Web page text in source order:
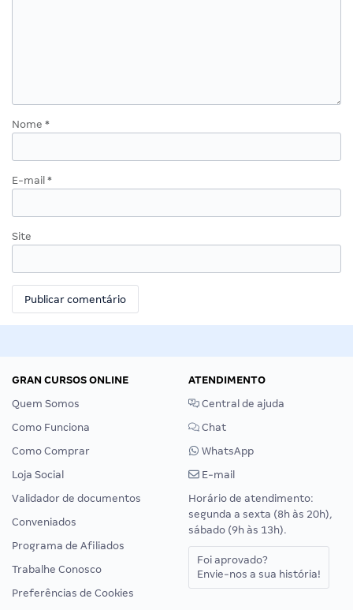
Nome *
E-mail *
Site
GRAN CURSOS ONLINE
Quem Somos
Como Funciona
Como Comprar
Loja Social
Validador de documentos
Conveniados
Programa de Afiliados
Trabalhe Conosco
Preferências de Cookies
ATENDIMENTO
Central de ajuda
Chat
WhatsApp
E-mail
Horário de atendimento:
segunda a sexta (8h às 20h),
sábado (9h às 13h).
Foi aprovado?
Envie-nos a sua história!